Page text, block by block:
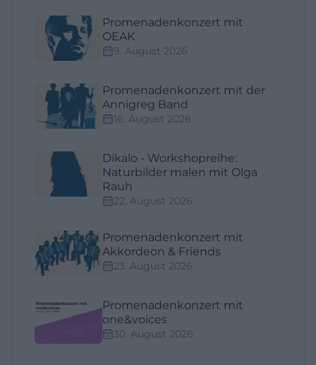
Promenadenkonzert mit
OEAK
9. August 2026
Promenadenkonzert mit der
Annigreg Band
16. August 2026
Dikalo - Workshopreihe:
Naturbilder malen mit Olga
Rauh
22. August 2026
Promenadenkonzert mit
Akkordeon & Friends
23. August 2026
Promenadenkonzert mit
one&voices
30. August 2026